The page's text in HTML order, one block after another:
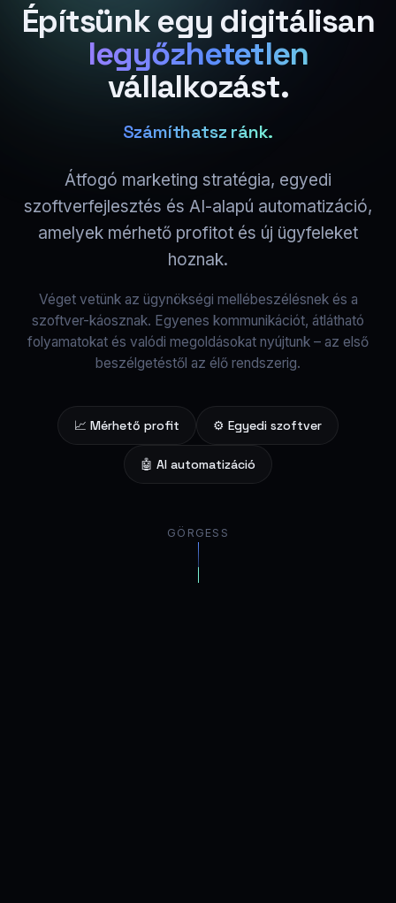
Építsünk egy digitálisan
legyőzhetetlen
vállalkozást.
Számíthatsz ránk.
Átfogó marketing stratégia, egyedi
szoftverfejlesztés és AI-alapú automatizáció,
amelyek mérhető profitot és új ügyfeleket
hoznak.
Véget vetünk az ügynökségi mellébeszélésnek és a
szoftver-káosznak. Egyenes kommunikációt, átlátható
folyamatokat és valódi megoldásokat nyújtunk – az első
beszélgetéstől az élő rendszerig.
📈 Mérhető profit ⚙️ Egyedi szoftver
🤖 AI automatizáció
GÖRGESS